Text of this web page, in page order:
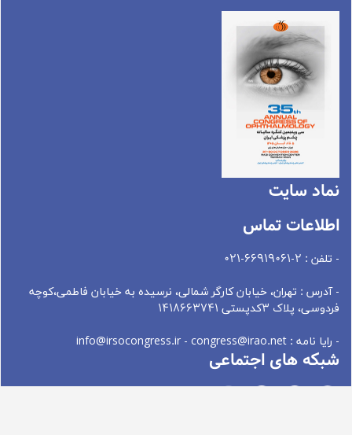
نماد سايت
اطلاعات تماس
- تلفن : 2-66919061-021
- آدرس : تهران، خيابان کارگر شمالی، نرسيده به خيابان فاطمی،کوچه
فردوسی، پلاک 3کدپستی 1418663741
- رایا نامه : info@irsocongress.ir - congress@irao.net
شبکه های اجتماعی